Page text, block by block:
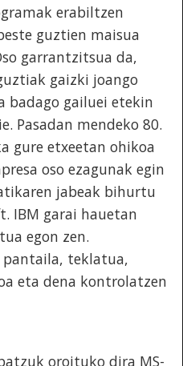
erabiltzen
guztien maisua
garrantzitsua da,
gaizki joango
badago gailuei etekin
Pasadan mendeko 80.
gure etxeetan ohikoa
oso ezagunak egin
jabeak bihurtu
IBM garai hauetan
egon zen.
pantaila, teklatua,
eta dena kontrolatzen
oroituko dira MS-